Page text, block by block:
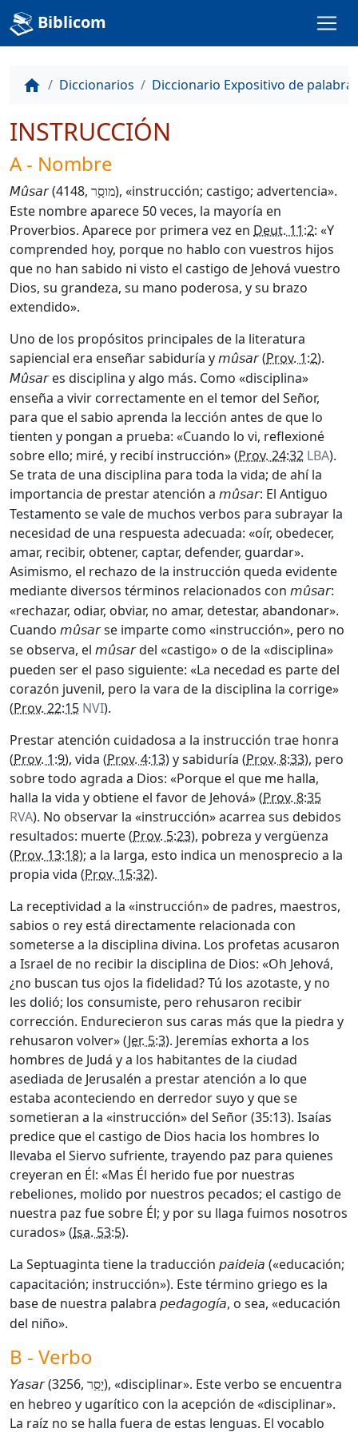
Biblicom
home Diccionarios Diccionario Expositivo de
INSTRUCCIÓN
A - Nombre
Mûsar(4148, מוסָָר), «instrucción; castigo; advertencia».
Este nombre aparece 50 veces, la mayoría en
Proverbios. Aparece por primera vez en Deut. 11:2: «Y
comprended hoy, porque no hablo con vuestros hijos
que no han sabido ni visto el castigo de Jehová vuestro
Dios, su grandeza, su mano poderosa, y su brazo
extendido».
Uno de los propósitos principales de la literatura
sapiencial era enseñar sabiduría y mûsar(Prov. 1:2).
Mûsares disciplina y algo más. Como «disciplina»
enseña a vivir correctamente en el temor del Señor,
para que el sabio aprenda la lección antes de que lo
tienten y pongan a prueba: «Cuando lo vi, reflexioné
sobre ello; miré, y recibí instrucción» (Prov. 24:32 LBA).
Se trata de una disciplina para toda la vida; de ahí la
importancia de prestar atención a mûsar: El Antiguo
Testamento se vale de muchos verbos para subrayar la
necesidad de una respuesta adecuada: «oír, obedecer,
amar, recibir, obtener, captar, defender, guardar».
Asimismo, el rechazo de la instrucción queda evidente
mediante diversos términos relacionados con mûsar:
«rechazar, odiar, obviar, no amar, detestar, abandonar».
Cuando mûsarse imparte como «instrucción», pero no
se observa, el mûsardel «castigo» o de la «disciplina»
pueden ser el paso siguiente: «La necedad es parte del
corazón juvenil, pero la vara de la disciplina la corrige»
(Prov. 22:15 NVI).
Prestar atención cuidadosa a la instrucción trae honra
(Prov. 1:9), vida (Prov. 4:13) y sabiduría (Prov. 8:33), pero
sobre todo agrada a Dios: «Porque el que me halla,
halla la vida y obtiene el favor de Jehová» (Prov. 8:35
RVA). No observar la «instrucción» acarrea sus debidos
resultados: muerte (Prov. 5:23), pobreza y vergüenza
(Prov. 13:18); a la larga, esto indica un menosprecio a la
propia vida (Prov. 15:32).
La receptividad a la «instrucción» de padres, maestros,
sabios o rey está directamente relacionada con
someterse a la disciplina divina. Los profetas acusaron
a Israel de no recibir la disciplina de Dios: «Oh Jehová,
¿no buscan tus ojos la fidelidad? Tú los azotaste, y no
les dolió; los consumiste, pero rehusaron recibir
corrección. Endurecieron sus caras más que la piedra y
rehusaron volver» (Jer. 5:3). Jeremías exhorta a los
hombres de Judá y a los habitantes de la ciudad
asediada de Jerusalén a prestar atención a lo que
estaba aconteciendo en derredor suyo y que se
sometieran a la «instrucción» del Señor (35:13). Isaías
predice que el castigo de Dios hacia los hombres lo
llevaba el Siervo sufriente, trayendo paz para quienes
creyeran en Él: «Mas Él herido fue por nuestras
rebeliones, molido por nuestros pecados; el castigo de
nuestra paz fue sobre Él; y por su llaga fuimos nosotros
curados» (Isa. 53:5).
La Septuaginta tiene la traducción paideia («educación;
capacitación; instrucción»). Este término griego es la
base de nuestra palabra pedagogía, o sea, «educación
del niño».
B - Verbo
Yasar(3256, יָסַַר), «disciplinar». Este verbo se encuentra
en hebreo y ugarítico con la acepción de «disciplinar».
La raíz no se halla fuera de estas lenguas. El vocablo